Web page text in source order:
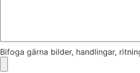
Bifoga gärna bilder, handlingar,